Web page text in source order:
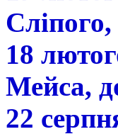
18
Мейса,
22